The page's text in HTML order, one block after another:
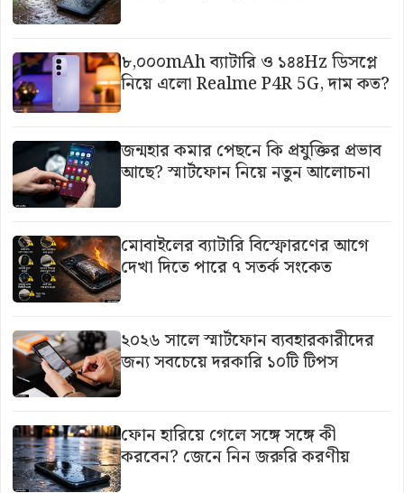
৮,০০০mAh ব্যাটারি ও ১৪৪Hz ডিসপ্লে
নিয়ে এলো Realme P4R 5G, দাম কত?
জন্মহার কমার পেছনে কি প্রযুক্তির প্রভাব
আছে? স্মার্টফোন নিয়ে নতুন আলোচনা
মোবাইলের ব্যাটারি বিস্ফোরণের আগে
দেখা দিতে পারে ৭ সতর্ক সংকেত
২০২৬ সালে স্মার্টফোন ব্যবহারকারীদের
জন্য সবচেয়ে দরকারি ১০টি টিপস
ফোন হারিয়ে গেলে সঙ্গে সঙ্গে কী
করবেন? জেনে নিন জরুরি করণীয়